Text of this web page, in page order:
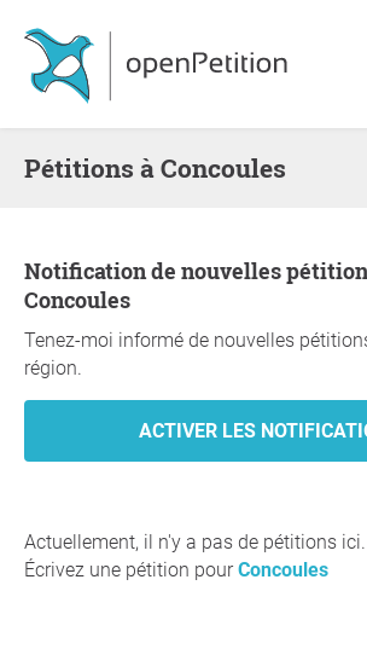
Pétitions à Concoules
Notification de nouvelles pétitions dans
Concoules
Tenez-moi informé de nouvelles
région.
Actuellement, il n'y a pas de pétitions ici.
Écrivez une pétition pourConcoules